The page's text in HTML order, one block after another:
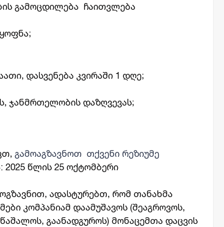
გამოცდილება ჩაითვლება
დასვენება კვირაში 1 დღე;
ჯანმრთელობის დაზღვევას;
გამოაგზავნოთ თქვენი რეზიუმე
2025 წლის 25 ოქტომბერი
ადასტურებთ, რომ თანახმა
კომპანიამ დაამუშავოს (შეაგროვოს,
გაანადგუროს) მონაცემთა დაცვის